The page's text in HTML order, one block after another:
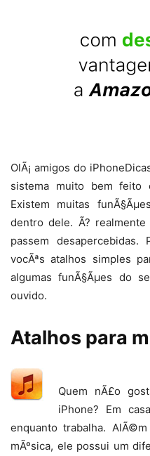
OlÃ¡ amigos do
sistema muito bem feito
Existem muitas
dentro dele. Ã?
passem
vocÃªs atalhos simples
algumas funÃ§Ãµes do
ouvido.
Atalhos para
Quem nÃ£o
iPhone? Em
enquanto trabalha.
mÃºsica, ele possui um